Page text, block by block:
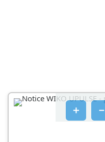
＋ －